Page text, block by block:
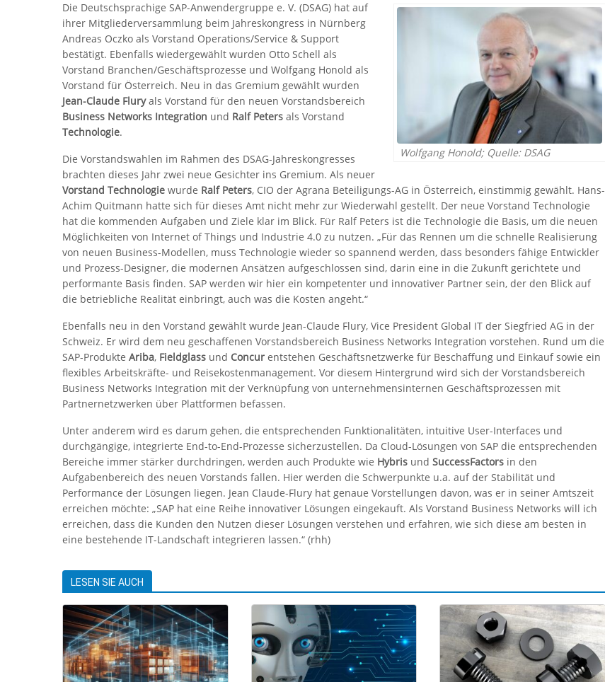
Wolfgang Honold; Quelle: DSAG
Die Deutschsprachige SAP-Anwendergruppe e. V. (DSAG) hat auf
ihrer Mitgliederversammlung beim Jahreskongress in Nürnberg
Andreas Oczko als Vorstand Operations/Service & Support
bestätigt. Ebenfalls wiedergewählt wurden Otto Schell als
Vorstand Branchen/Geschäftsprozesse und Wolfgang Honold als
Vorstand für Österreich. Neu in das Gremium gewählt wurden
Jean-Claude Fluryals Vorstand für den neuen Vorstandsbereich
Business Networks Integration und Ralf Peters als Vorstand
Technologie.
Die Vorstandswahlen im Rahmen des DSAG-Jahreskongresses
brachten dieses Jahr zwei neue Gesichter ins Gremium. Als neuer
Vorstand Technologie wurde Ralf Peters, CIO der Agrana Beteiligungs-AG in Österreich, einstimmig gewählt. Hans-
Achim Quitmann hatte sich für dieses Amt nicht mehr zur Wiederwahl gestellt. Der neue Vorstand Technologie
hat die kommenden Aufgaben und Ziele klar im Blick. Für Ralf Peters ist die Technologie die Basis, um die neuen
Möglichkeiten von Internet of Things und Industrie 4.0 zu nutzen. „Für das Rennen um die schnelle Realisierung
von neuen Business-Modellen, muss Technologie wieder so spannend werden, dass besonders fähige Entwickler
und Prozess-Designer, die modernen Ansätzen aufgeschlossen sind, darin eine in die Zukunft gerichtete und
performante Basis finden. SAP werden wir hier ein kompetenter und innovativer Partner sein, der den Blick auf
die betriebliche Realität einbringt, auch was die Kosten angeht.“
Ebenfalls neu in den Vorstand gewählt wurde Jean-Claude Flury, Vice President Global IT der Siegfried AG in der
Schweiz. Er wird dem neu geschaffenen Vorstandsbereich Business Networks Integration vorstehen. Rund um die
SAP-Produkte Ariba, Fieldglass und Concur entstehen Geschäftsnetzwerke für Beschaffung und Einkauf sowie ein
flexibles Arbeitskräfte- und Reisekostenmanagement. Vor diesem Hintergrund wird sich der Vorstandsbereich
Business Networks Integration mit der Verknüpfung von unternehmensinternen Geschäftsprozessen mit
Partnernetzwerken über Plattformen befassen.
Unter anderem wird es darum gehen, die entsprechenden Funktionalitäten, intuitive User-Interfaces und
durchgängige, integrierte End-to-End-Prozesse sicherzustellen. Da Cloud-Lösungen von SAP die entsprechenden
Bereiche immer stärker durchdringen, werden auch Produkte wie Hybris und SuccessFactors in den
Aufgabenbereich des neuen Vorstands fallen. Hier werden die Schwerpunkte u.a. auf der Stabilität und
Performance der Lösungen liegen. Jean Claude-Flury hat genaue Vorstellungen davon, was er in seiner Amtszeit
erreichen möchte: „SAP hat eine Reihe innovativer Lösungen eingekauft. Als Vorstand Business Networks will ich
erreichen, dass die Kunden den Nutzen dieser Lösungen verstehen und erfahren, wie sich diese am besten in
eine bestehende IT-Landschaft integrieren lassen.“ (rhh)
LESEN SIE AUCH